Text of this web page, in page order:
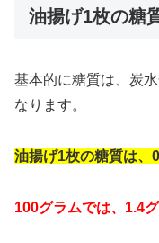
油揚げ1枚の糖
基本的に糖質は、炭
なります。
油揚げ1枚の糖質は、
100グラムでは、1.4グ